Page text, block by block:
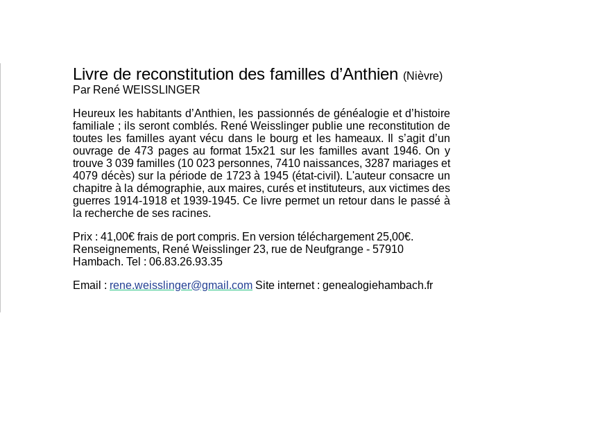
Livre de reconstitution des familles d’Anthien (Nièvre)
Par René WEISSLINGER
Heureux les habitants d’Anthien, les passionnés de généalogie et d’histoire
familiale ; ils seront comblés. René Weisslinger publie une reconstitution de
toutes les familles ayant vécu dans le bourg et les hameaux. Il s’agit d’un
ouvrage de 473 pages au format 15x21 sur les familles avant 1946. On y
trouve 3 039 familles (10 023 personnes, 7410 naissances, 3287 mariages et
4079 décès) sur la période de 1723 à 1945 (état-civil). L'auteur consacre un
chapitre à la démographie, aux maires, curés et instituteurs, aux victimes des
guerres 1914-1918 et 1939-1945. Ce livre permet un retour dans le passé à
la recherche de ses racines.
Prix : 41,00€ frais de port compris. En version téléchargement 25,00€.
Renseignements, René Weisslinger 23, rue de Neufgrange - 57910
Hambach. Tel : 06.83.26.93.35
Email : rene.weisslinger@gmail.com Site internet : genealogiehambach.fr